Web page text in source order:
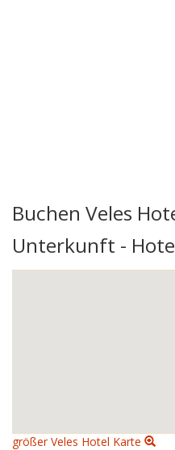
Buchen Veles
Unterkunft -
größer Veles Hotel Karte